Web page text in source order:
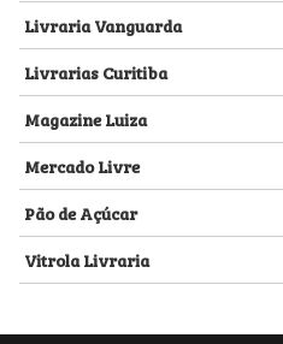
Livraria Vanguarda
Livrarias Curitiba
Magazine Luiza
Mercado Livre
Pão de Açúcar
Vitrola Livraria